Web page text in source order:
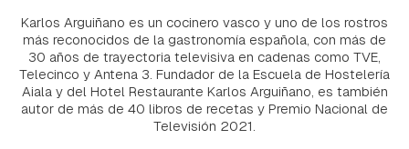
Karlos Arguiñano es un cocinero vasco y uno de los rostros
más reconocidos de la gastronomía española, con más de
30 años de trayectoria televisiva en cadenas como TVE,
Telecinco y Antena 3. Fundador de la Escuela de Hostelería
Aiala y del Hotel Restaurante Karlos Arguiñano, es también
autor de más de 40 libros de recetas y Premio Nacional de
Televisión 2021.